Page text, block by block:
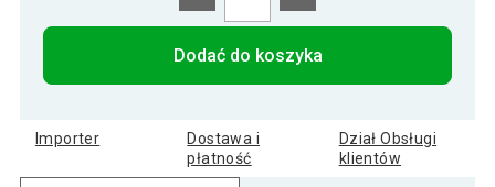
Dodać do koszyka
Importer
Dostawa i
płatność
Dział Obsługi
klientów